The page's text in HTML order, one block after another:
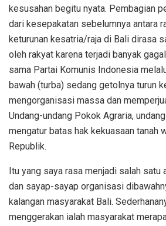
kesusahan begitu nyata. Pembagian
dari kesepakatan sebelumnya antara
keturunan kesatria/raja di Bali dirasa
oleh rakyat karena terjadi banyak
sama Partai Komunis Indonesia
bawah (turba) sedang getolnya turun
mengorganisasi massa dan
Undang-undang Pokok Agraria,
mengatur batas hak kekuasaan tanah
Republik.
Itu yang saya rasa menjadi salah satu
dan sayap-sayap organisasi
kalangan masyarakat Bali.
menggerakan ialah masyarakat